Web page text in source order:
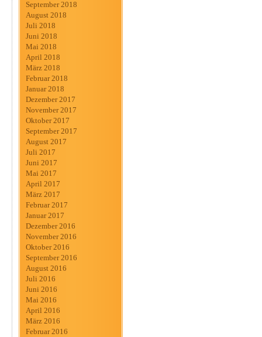
September 2018
August 2018
Juli 2018
Juni 2018
Mai 2018
April 2018
März 2018
Februar 2018
Januar 2018
Dezember 2017
November 2017
Oktober 2017
September 2017
August 2017
Juli 2017
Juni 2017
Mai 2017
April 2017
März 2017
Februar 2017
Januar 2017
Dezember 2016
November 2016
Oktober 2016
September 2016
August 2016
Juli 2016
Juni 2016
Mai 2016
April 2016
März 2016
Februar 2016